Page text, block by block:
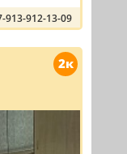
913-912-13-09
2к